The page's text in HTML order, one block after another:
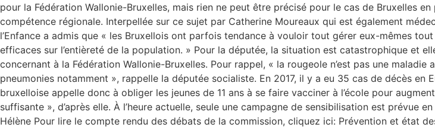
pour la Fédération Wallonie-Bruxelles, mais rien ne peut être précisé pour le cas de Bruxelles
compétence régionale. Interpellée sur ce sujet par Catherine Moureaux qui est également
l’Enfance a admis que « les Bruxellois ont parfois tendance à vouloir tout gérer eux-mêmes
efficaces sur l’entièreté de la population. » Pour la députée, la situation est catastrophique et
concernant à la Fédération Wallonie-Bruxelles. Pour rappel, « la rougeole n’est pas une
pneumonies notamment », rappelle la députée socialiste. En 2017, il y a eu 35 cas de décès en
bruxelloise appelle donc à obliger les jeunes de 11 ans à se faire vacciner à l’école pour
suffisante », d’après elle. À l’heure actuelle, seule une campagne de sensibilisation est
Hélène Pour lire le compte rendu des débats de la commission, cliquez ici: Prévention et état